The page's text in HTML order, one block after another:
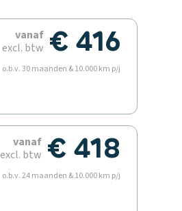
€ 416
vanaf
excl. btw
o.b.v. 30 maanden & 10.000 km p/j
€ 418
vanaf
excl. btw
o.b.v. 24 maanden & 10.000 km p/j